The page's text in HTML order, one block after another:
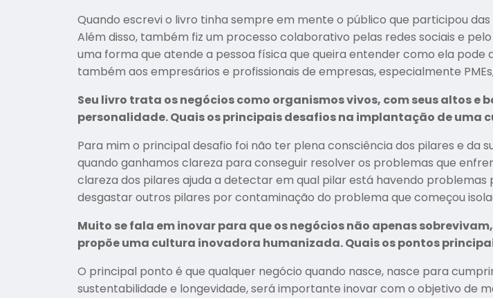
Quando escrevi o livro tinha sempre em mente o público que participou
Além disso, também fiz um processo colaborativo pelas redes sociais e
uma forma que atende a pessoa física que queira entender como ela pode
também aos empresários e profissionais de empresas, especialmente
Seu livro trata os negócios como organismos vivos, com seus altos e
personalidade. Quais os principais desafios na implantação de uma
Para mim o principal desafio foi não ter plena consciência dos pilares e da
quando ganhamos clareza para conseguir resolver os problemas que
clareza dos pilares ajuda a detectar em qual pilar está havendo
desgastar outros pilares por contaminação do problema que começou
Muito se fala em inovar para que os negócios não apenas
propõe uma cultura inovadora humanizada. Quais os pontos
O principal ponto é que qualquer negócio quando nasce, nasce para
sustentabilidade e longevidade, será importante inovar com o objetivo de